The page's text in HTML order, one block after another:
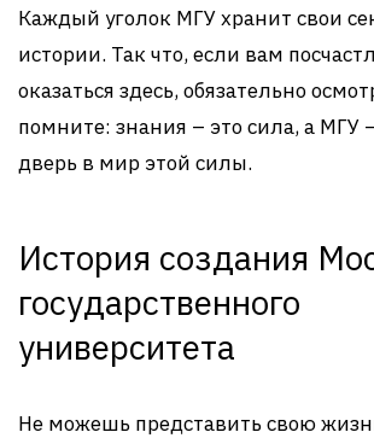
Каждый уголок МГУ хранит свои
истории. Так что, если вам
оказаться здесь, обязательно
помните: знания – это сила, а МГУ
дверь в мир этой силы.
История создания
государственного
университета
Не можешь представить свою